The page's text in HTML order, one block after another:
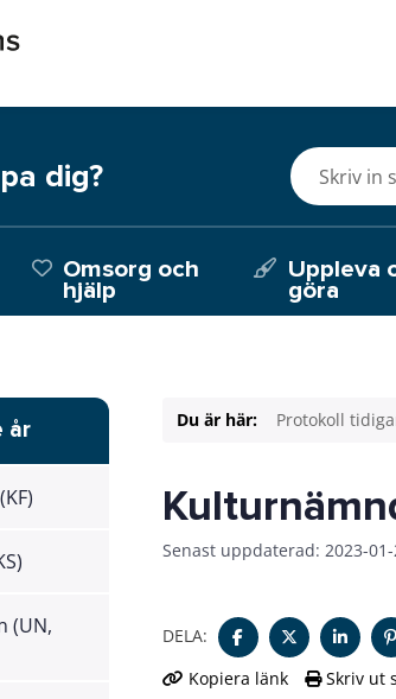
dig?
Omsorg och
hjälp
Uppleva
göra
år
(UN,
Du är här: Protokoll
Senast uppdaterad: 2023-
DELA:
Kopiera länk
Skriv ut